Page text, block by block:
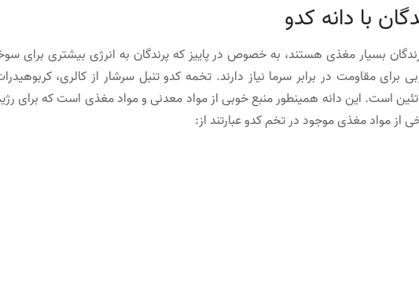
با دانه کدو
بسیار مغذی هستند، به خصوص در پاییز که پرندگان به انرژی بیشتری برای
برای مقاومت در برابر سرما نیاز دارند. تخمه کدو تنبل سرشار از کالری،
است. این دانه همینطور منبع خوبی از مواد معدنی و مواد مغذی است که برای
مواد مغذی موجود در تخم کدو عبارتند از: